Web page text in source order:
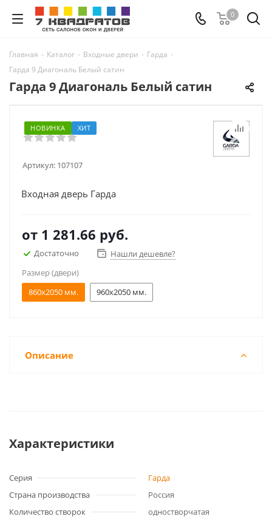
0
Главная - Каталог - Входные двери - Гарда -
Гарда 9 Диагональ Белый сатин
Гарда 9 Диагональ Белый сатин
НОВИНКА ХИТ
Артикул: 107107
Входная дверь Гарда
от 1 281.66 руб.
Достаточно
Нашли дешевле?
Размер (двери)
860x2050 мм.
960x2050 мм.
Описание
Характеристики
Серия
Гарда
Страна производства
Россия
Количество створок
одностворчатая